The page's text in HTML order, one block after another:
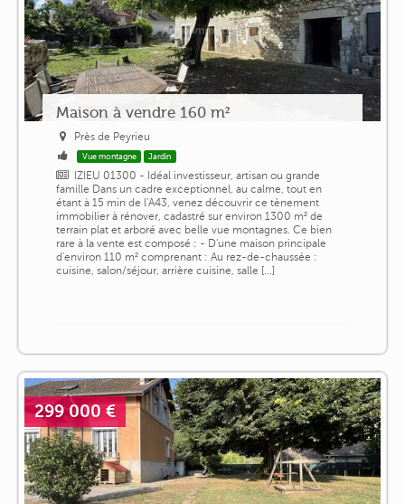
Maison à vendre 160 m²
Près de Peyrieu
Vue montagne Jardin
IZIEU 01300 - Idéal investisseur, artisan ou grande
famille Dans un cadre exceptionnel, au calme, tout en
étant à 15 min de l'A43, venez découvrir ce tènement
immobilier à rénover, cadastré sur environ 1300 m² de
terrain plat et arboré avec belle vue montagnes. Ce bien
rare à la vente est composé : - D'une maison principale
d'environ 110 m² comprenant : Au rez-de-chaussée :
cuisine, salon/séjour, arrière cuisine, salle [...]
299 000 €